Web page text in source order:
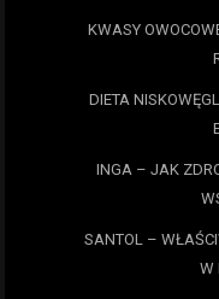
KWASY
DIETA
INGA – JAK
SANTOL –
W